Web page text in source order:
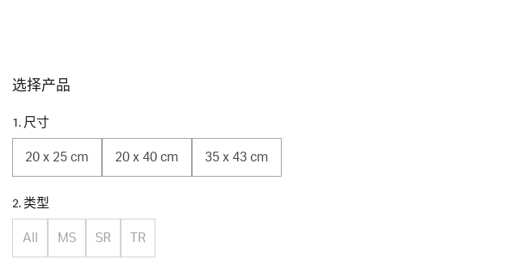
选择产品
1. 尺寸
20 x 25 cm 20 x 40 cm 35 x 43 cm
2. 类型
All MS SR TR